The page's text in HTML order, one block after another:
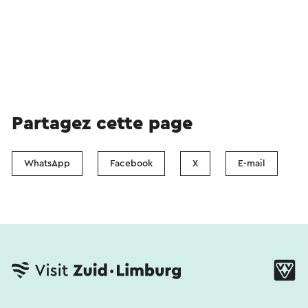
comme point central incontesté de l’histoire.
Partagez cette page
WhatsApp Facebook X E-mail